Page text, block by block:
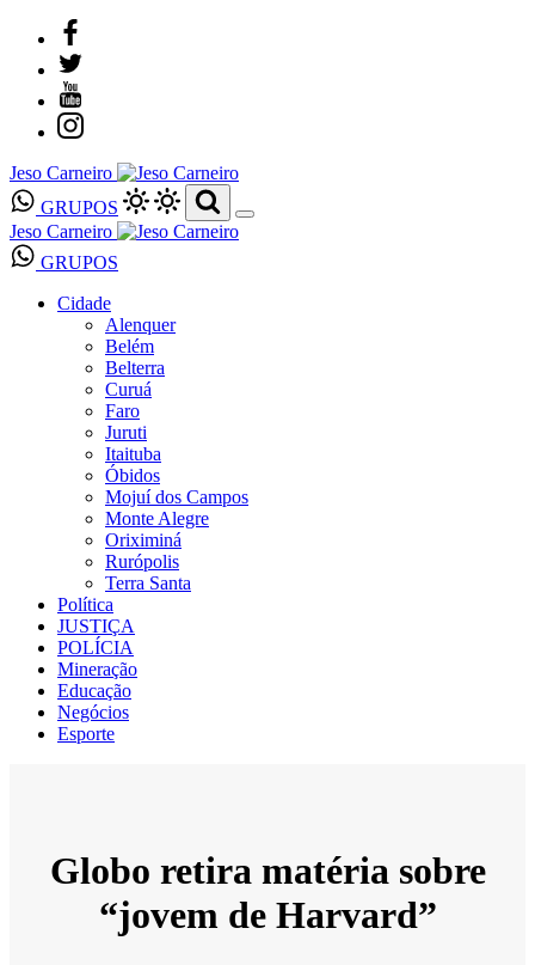
Jeso Carneiro
GRUPOS
Jeso Carneiro
GRUPOS
Cidade
Alenquer
Belém
Belterra
Curuá
Faro
Juruti
Itaituba
Óbidos
Mojuí dos Campos
Monte Alegre
Oriximiná
Rurópolis
Terra Santa
Política
JUSTIÇA
POLÍCIA
Mineração
Educação
Negócios
Esporte
Globo retira matéria sobre
“jovem de Harvard”